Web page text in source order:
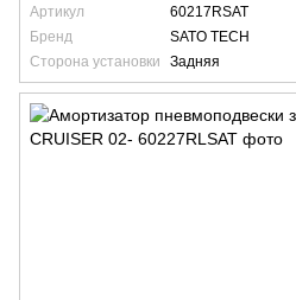
Артикул
60217RSAT
Бренд
SATO TECH
Сторона установки
Задняя